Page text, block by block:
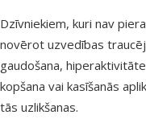
Dzīvniekiem, kuri nav
novērot uzvedības
gaudošana,
kopšana vai kasīšanās
tās uzlikšanas.